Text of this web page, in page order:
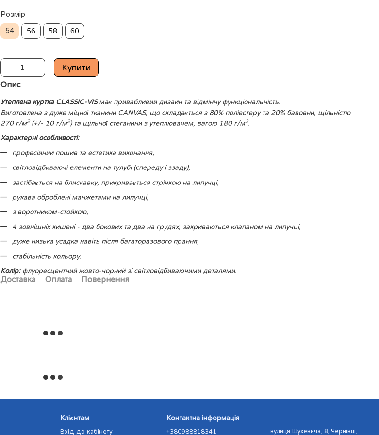
Розмір
54 56 58 60
Купити
Опис
Утеплена куртка CLASSIC-VISмає привабливий дизайн та відмінну функціональність.
Виготовлена з дуже міцної тканини CANVAS, що складається з 80% поліестеру та 20% бавовни, щільністю
270 г/м2(+/- 10 г/м2) та щільної стеганини з утеплювачем, вагою 180 г/м2.
Характерні особливості:
професійний пошив та естетика виконання,
світловідбиваючі елементи на тулубі (спереду і ззаду),
застібається на блискавку, прикривається стрічкою на липучці,
рукава оброблені манжетами на липучці,
з воротником-стойкою,
4 зовнішніх кишені - два бокових та два на грудях, закриваються клапаном на липучці,
дуже низька усадка навіть після багаторазового прання,
стабільність кольору.
Колір:флуоресцентний жовто-чорний зі світловідбиваючими деталями.
Доставка Оплата Повернення
Клієнтам
Вхід до кабінету
Контактна інформація
+380988818341 вулиця Шухевича, 8, Чернівці,